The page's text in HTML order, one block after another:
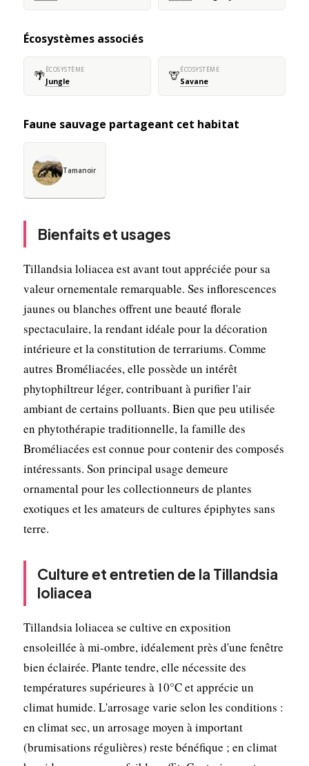
Écosystèmes associés
🌴ÉCOSYSTÈME
Jungle 🦒ÉCOSYSTÈME
Savane
Faune sauvage partageant cet habitat
Tamanoir
Bienfaits et usages
Tillandsia loliacea est avant tout appréciée pour sa
valeur ornementale remarquable. Ses inflorescences
jaunes ou blanches offrent une beauté florale
spectaculaire, la rendant idéale pour la décoration
intérieure et la constitution de terrariums. Comme
autres Broméliacées, elle possède un intérêt
phytophiltreur léger, contribuant à purifier l'air
ambiant de certains polluants. Bien que peu utilisée
en phytothérapie traditionnelle, la famille des
Broméliacées est connue pour contenir des composés
intéressants. Son principal usage demeure
ornamental pour les collectionneurs de plantes
exotiques et les amateurs de cultures épiphytes sans
terre.
Culture et entretien de la Tillandsia
loliacea
Tillandsia loliacea se cultive en exposition
ensoleillée à mi-ombre, idéalement près d'une fenêtre
bien éclairée. Plante tendre, elle nécessite des
températures supérieures à 10°C et apprécie un
climat humide. L'arrosage varie selon les conditions :
en climat sec, un arrosage moyen à important
(brumisations régulières) reste bénéfique ; en climat